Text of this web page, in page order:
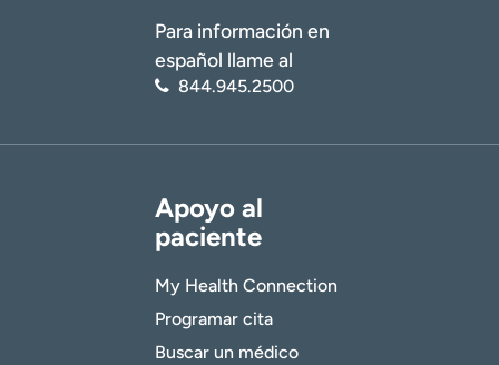
Para información en
español llame al
844.945.2500
Apoyo al
paciente
My Health Connection
Programar cita
Buscar un médico